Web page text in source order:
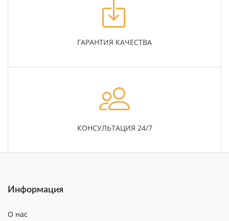
ГАРАНТИЯ КАЧЕСТВА
КОНСУЛЬТАЦИЯ 24/7
Информация
О нас